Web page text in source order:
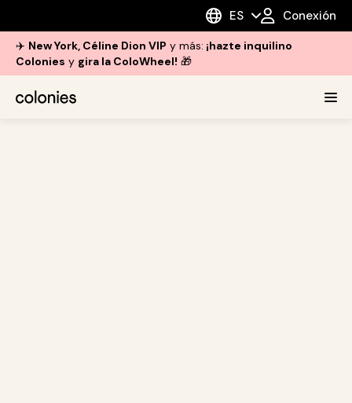
ES Conexión
✈️ New York, Céline Dion VIP y más: ¡hazte inquilino
Colonies y gira la ColoWheel! 🎁